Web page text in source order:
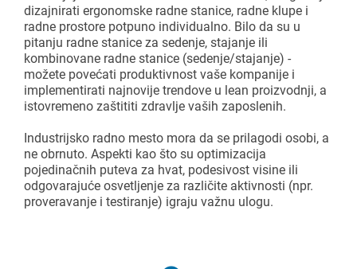
dizajnirati ergonomske radne stanice, radne klupe i
radne prostore potpuno individualno. Bilo da su u
pitanju radne stanice za sedenje, stajanje ili
kombinovane radne stanice (sedenje/stajanje) -
možete povećati produktivnost vaše kompanije i
implementirati najnovije trendove u lean proizvodnji, a
istovremeno zaštititi zdravlje vaših zaposlenih.
Industrijsko radno mesto mora da se prilagodi osobi, a
ne obrnuto. Aspekti kao što su optimizacija
pojedinačnih puteva za hvat, podesivost visine ili
odgovarajuće osvetljenje za različite aktivnosti (npr.
proveravanje i testiranje) igraju važnu ulogu.